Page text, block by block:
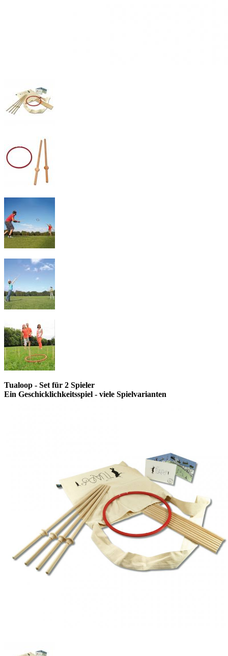
Tualoop - Set für 2 Spieler
Ein Geschicklichkeitsspiel - viele Spielvarianten